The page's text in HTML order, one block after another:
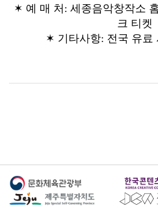
✶ 예 매 처: 세종음악창작소
크 티켓
✶ 기타사항: 전국 유료